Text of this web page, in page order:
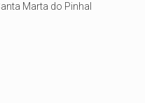
Marta do Pinhal